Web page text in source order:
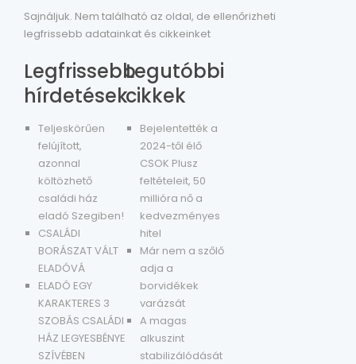
Sajnáljuk. Nem található az oldal, de ellenőrizheti
legfrissebb adatainkat és cikkeinket
Legfrissebb
hírdetések
Teljeskörűen
felújított,
azonnal
költözhető
családi ház
eladó Szegiben!
CSALÁDI
BORÁSZAT VÁLT
ELADÓVÁ
ELADÓ EGY
KARAKTERES 3
SZOBÁS CSALÁDI
HÁZ LEGYESBÉNYE
SZÍVÉBEN
Legutóbbi
cikkek
Bejelentették a
2024-től élő
CSOK Plusz
feltételeit, 50
millióra nő a
kedvezményes
hitel
Már nem a szőlő
adja a
borvidékek
varázsát
A magas
alkuszint
stabilizálódását